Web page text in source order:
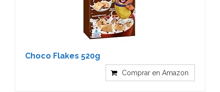
Choco Flakes 520g
Comprar en Amazon